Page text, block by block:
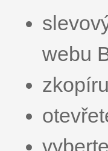
webu